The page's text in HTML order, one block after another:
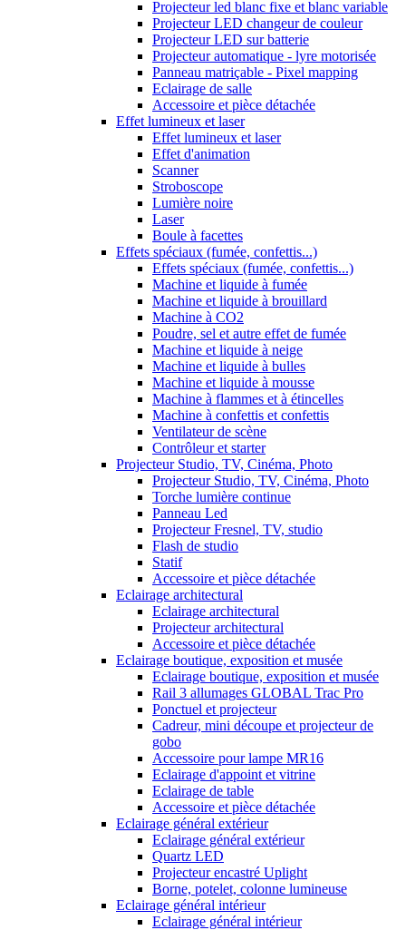
Projecteur led blanc fixe et blanc variable
Projecteur LED changeur de couleur
Projecteur LED sur batterie
Projecteur automatique - lyre motorisée
Panneau matriçable - Pixel mapping
Eclairage de salle
Accessoire et pièce détachée
Effet lumineux et laser
Effet lumineux et laser
Effet d'animation
Scanner
Stroboscope
Lumière noire
Laser
Boule à facettes
Effets spéciaux (fumée, confettis...)
Effets spéciaux (fumée, confettis...)
Machine et liquide à fumée
Machine et liquide à brouillard
Machine à CO2
Poudre, sel et autre effet de fumée
Machine et liquide à neige
Machine et liquide à bulles
Machine et liquide à mousse
Machine à flammes et à étincelles
Machine à confettis et confettis
Ventilateur de scène
Contrôleur et starter
Projecteur Studio, TV, Cinéma, Photo
Projecteur Studio, TV, Cinéma, Photo
Torche lumière continue
Panneau Led
Projecteur Fresnel, TV, studio
Flash de studio
Statif
Accessoire et pièce détachée
Eclairage architectural
Eclairage architectural
Projecteur architectural
Accessoire et pièce détachée
Eclairage boutique, exposition et musée
Eclairage boutique, exposition et musée
Rail 3 allumages GLOBAL Trac Pro
Ponctuel et projecteur
Cadreur, mini découpe et projecteur de
gobo
Accessoire pour lampe MR16
Eclairage d'appoint et vitrine
Eclairage de table
Accessoire et pièce détachée
Eclairage général extérieur
Eclairage général extérieur
Quartz LED
Projecteur encastré Uplight
Borne, potelet, colonne lumineuse
Eclairage général intérieur
Eclairage général intérieur